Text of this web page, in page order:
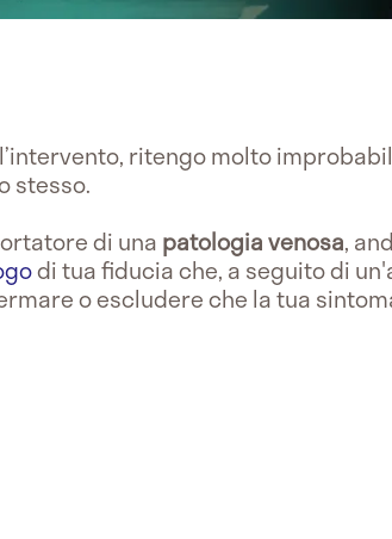
ritengo molto
stesso.
di una patologia venosa,
di tua fiducia che, a seguito di
o escludere che la tua